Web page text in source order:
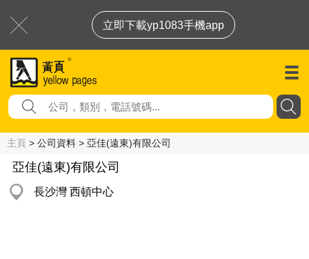
立即下載yp1083手機app
主頁 > 公司資料 > 亞佳(遠東)有限公司
亞佳(遠東)有限公司
長沙灣 西頓中心